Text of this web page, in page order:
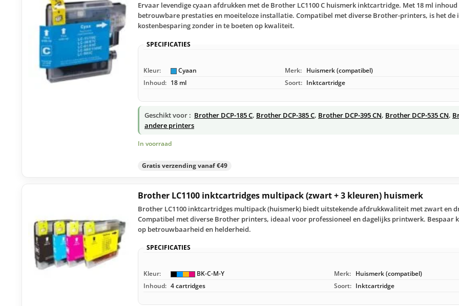
Ervaar levendige cyaan afdrukken met de Brother LC1100 C huismerk inktcartridge. Met 18 ml
betrouwbare prestaties en moeiteloze installatie. Compatibel met diverse Brother-printers, is het de
kostenbesparing zonder in te boeten op kwaliteit.
SPECIFICATIES
Kleur: Cyaan Merk: Huismerk (compatibel)
Inhoud: 18 ml Soort: Inktcartridge
Geschikt voor : Brother DCP-185 C, Brother DCP-385 C, Brother DCP-395 CN, Brother DCP-535 CN,
andere printers
In voorraad
Gratis verzending vanaf €49
Brother LC1100 inktcartridges multipack (zwart + 3 kleuren) huismerk
Brother LC1100 inktcartridges multipack (huismerk) biedt uitstekende afdrukkwaliteit met zwart en
Compatibel met diverse Brother printers, ideaal voor professioneel en dagelijks printwerk. Bespaar
op betrouwbaarheid en helderheid.
SPECIFICATIES
Kleur: BK-C-M-Y Merk: Huismerk (compatibel)
Inhoud: 4 cartridges Soort: Inktcartridge